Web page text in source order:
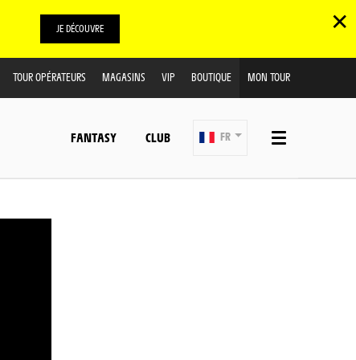
JE DÉCOUVRE ✕
TOUR OPÉRATEURS MAGASINS VIP BOUTIQUE MON TOUR
FANTASY CLUB FR